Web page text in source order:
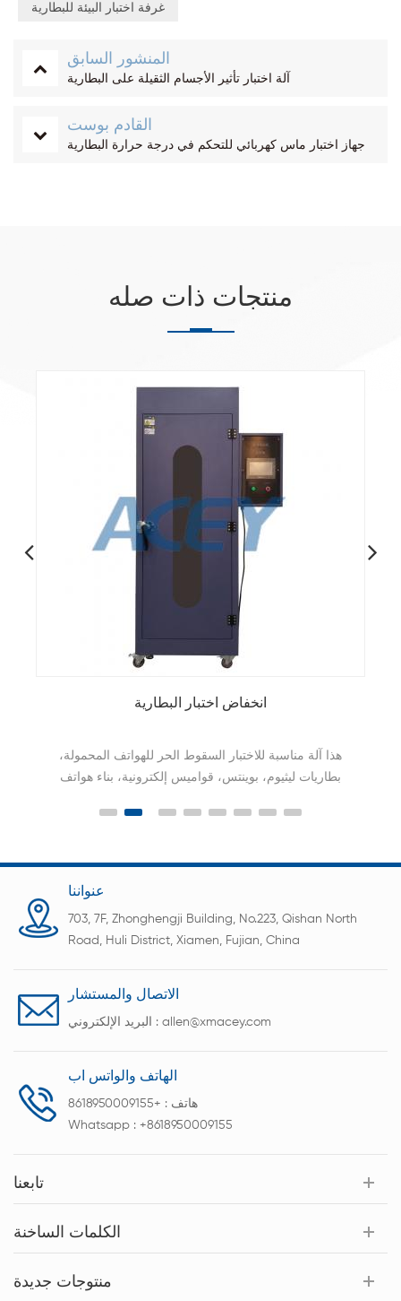
غرفة اختبار البيئة للبطارية
المنشور السابق
آلة اختبار تأثير الأجسام الثقيلة على البطارية
القادم بوست
جهاز اختبار ماس كهربائي للتحكم في درجة حرارة البطارية
منتجات ذات صله
انخفاض اختبار البطارية
هذا آلة مناسبة للاختبار السقوط الحر للهواتف المحمولة،
بطاريات ليثيوم، بوينتس، قواميس إلكترونية، بناء هواتف
الإلكترونية المستهلك الأخرى و
عنواننا
703, 7F, Zhonghengji Building, No.223, Qishan North
Road, Huli District, Xiamen, Fujian, China
الاتصال والمستشار
البريد الإلكتروني : allen@xmacey.com
الهاتف والواتس اب
هاتف : +8618950009155
Whatsapp : +8618950009155
تابعنا
الكلمات الساخنة
منتوجات جديدة